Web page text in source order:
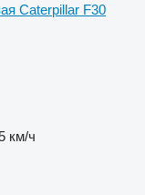
Caterpillar F30
км/ч